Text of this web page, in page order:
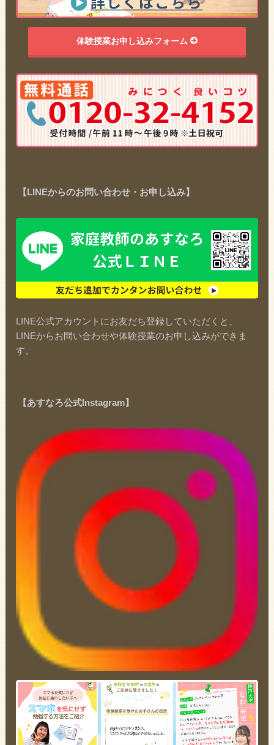
体験授業お申し込みフォーム
【LINEからのお問い合わせ・お申し込み】
LINE公式アカウントにお友だち登録していただくと、
LINEからお問い合わせや体験授業のお申し込みができま
す。
【あすなろ公式Instagram】